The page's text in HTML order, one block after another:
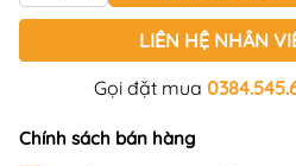
LIÊN HỆ NHÂN
Gọi đặt mua
Chính sách bán hàng